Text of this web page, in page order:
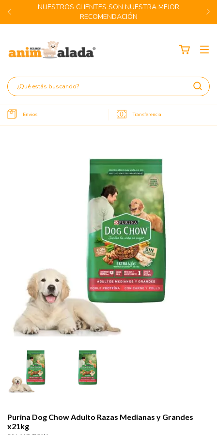
NUESTROS CLIENTES SON NUESTRA MEJOR
RECOMENDACIÓN
Envios Transferencia
Purina Dog Chow Adulto Razas Medianas y Grandes
x21kg